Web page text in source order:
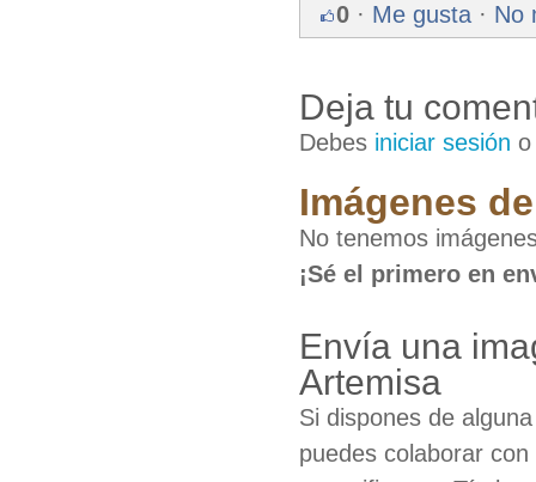
0 · Me gusta · No
Deja tu
Debes iniciar sesión
Imágenes
No tenemos
¡Sé el primero en
Envía una
Artemisa
Si dispones de
puedes colaborar